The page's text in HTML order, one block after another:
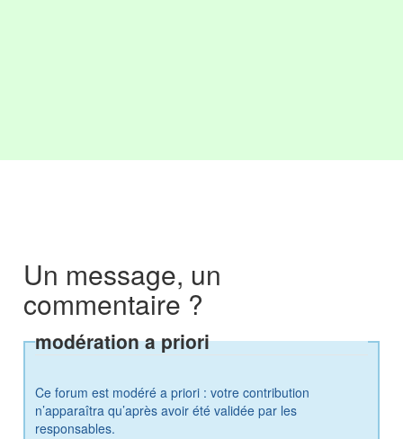
Un message, un
commentaire ?
modération a priori
Ce forum est modéré a priori : votre contribution
n’apparaîtra qu’après avoir été validée par les
responsables.